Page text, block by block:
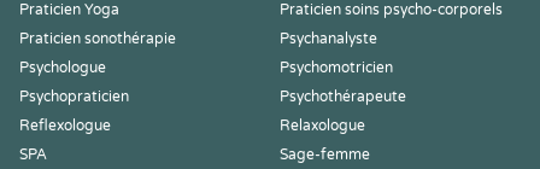
Praticien Yoga
Praticien soins psycho-corporels
Praticien sonothérapie
Psychanalyste
Psychologue
Psychomotricien
Psychopraticien
Psychothérapeute
Reflexologue
Relaxologue
SPA
Sage-femme